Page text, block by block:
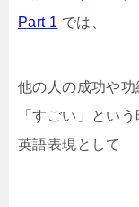
Part 1 では、
他の人の成功や
「すごい」とい
英語表現として